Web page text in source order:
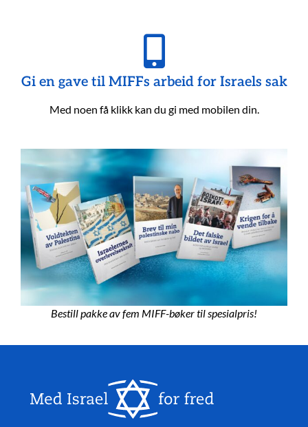
Gi en gave til MIFFs arbeid for Israels sak
Med noen få klikk kan du gi med mobilen din.
Bestill pakke av fem MIFF-bøker til spesialpris!